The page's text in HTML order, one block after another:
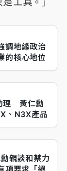
調地緣政治
的核心地位
理 黃仁勳
、N3X產品
親談和蔡力
項要求「絕